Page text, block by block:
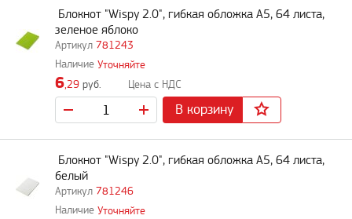
781243
Блокнот "Wispy 2.0", гибкая обложка A5, 64 листа,
зеленое яблоко
Уточняйте
6,29 руб.
В корзину
781246
Блокнот "Wispy 2.0", гибкая обложка A5, 64 листа,
белый
Уточняйте